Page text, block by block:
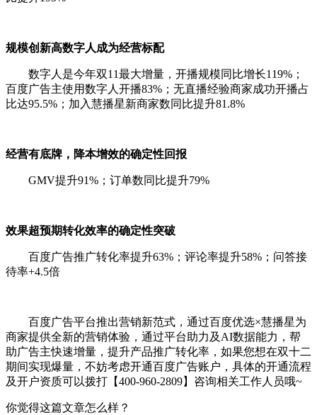
规模创新高数字人成为经营标配
数字人是今年双11最大增量，开播规模同比增长119%；
百度广告主使用数字人开播83%；无直播经验商家成功开播占
比达95.5%；加入慧播星新商家数同比提升81.8%
经营有底牌，降本增效的确定性回报
GMV提升91%；订单数同比提升79%
效果超预期转化效率的确定性突破
百度广告推广转化率提升63%；评论率提升58%；问答接
待率+4.5倍
百度广告平台推出营销新范式，通过百度优选×慧播星为
商家提供全新的营销体验，通过平台助力及AI数据能力，帮
助广告主快速增量，提升产品推广转化率，如果您想在双十二
期间实现爆量，不妨考虑开通百度广告账户，具体的开通流程
及开户资质可以拨打【400-960-2809】咨询相关工作人员哦~
你觉得这篇文章怎么样？